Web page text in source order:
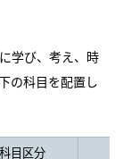
学び、考え、時
の科目を配置し
科目区分